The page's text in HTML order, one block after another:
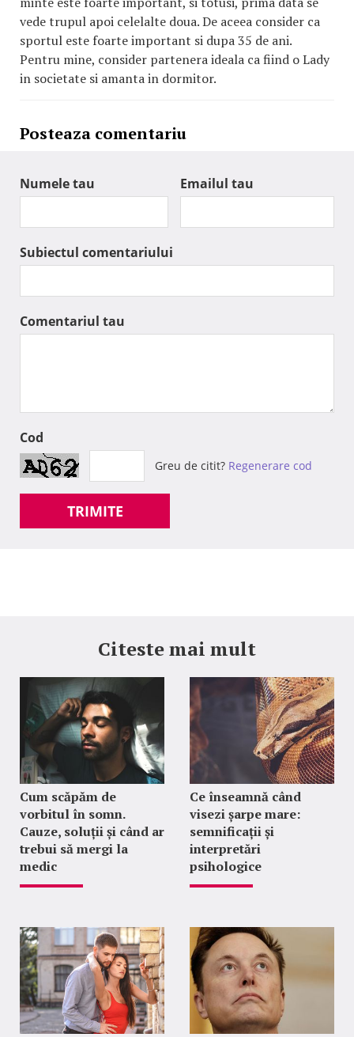
vede trupul apoi celelalte doua. De aceea consider ca
sportul este foarte important si dupa 35 de ani.
Pentru mine, consider partenera ideala ca fiind o Lady
in societate si amanta in dormitor.
Posteaza comentariu
Numele tau Emailul tau
Subiectul comentariului
Comentariul tau
Cod
Greu de citit? Regenerare cod
TRIMITE
Citeste mai mult
Cum scăpăm de
vorbitul în somn.
Cauze, soluții și când ar
trebui să mergi la
medic
Ce înseamnă când
visezi șarpe mare:
semnificații și
interpretări
psihologice